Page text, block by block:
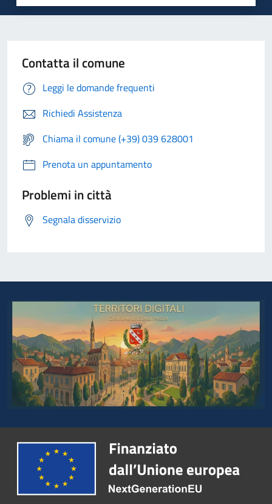
Contatta il comune
Leggi le domande frequenti
Richiedi Assistenza
Chiama il comune (+39) 039 628001
Prenota un appuntamento
Problemi in città
Segnala disservizio